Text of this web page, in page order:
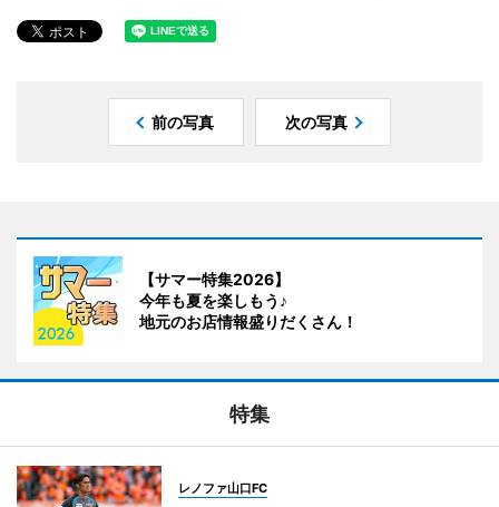
前の写真 次の写真
【サマー特集2026】
今年も夏を楽しもう♪
地元のお店情報盛りだくさん！
特集
レノファ山口FC